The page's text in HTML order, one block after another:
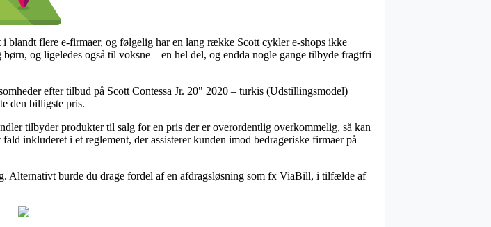
flere e-firmaer, og følgelig har en lang række Scott cykler e-shops ikke
og ligeledes også til voksne – en hel del, og endda nogle gange tilbyde fragtfri
efter tilbud på Scott Contessa Jr. 20" 2020 – turkis (Udstillingsmodel)
den billigste pris.
tilbyder produkter til salg for en pris der er overordentlig overkommelig, så kan
inkluderet i et reglement, der assisterer kunden imod bedrageriske firmaer på
Alternativt burde du drage fordel af en afdragsløsning som fx ViaBill, i tilfælde af